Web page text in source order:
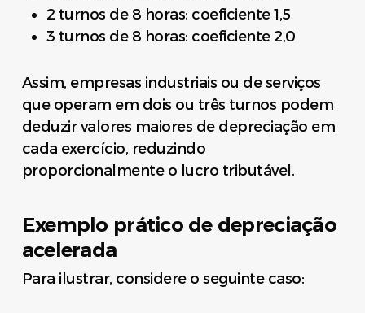
2 turnos de 8 horas: coeficiente 1,5
3 turnos de 8 horas: coeficiente 2,0
Assim, empresas industriais ou de serviços
que operam em dois ou três turnos podem
deduzir valores maiores de depreciação em
cada exercício, reduzindo
proporcionalmente o lucro tributável.
Exemplo prático de depreciação
acelerada
Para ilustrar, considere o seguinte caso: